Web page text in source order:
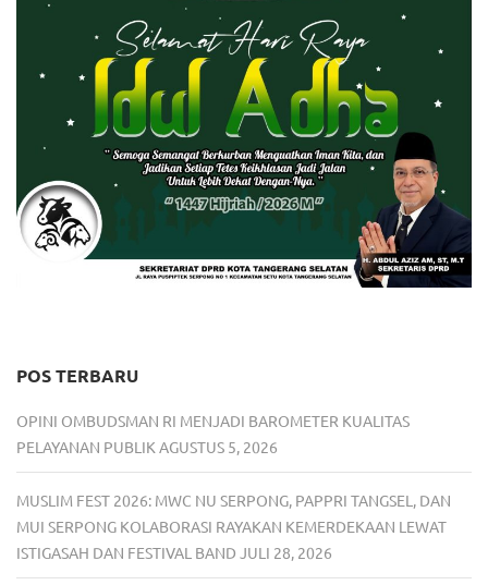
POS TERBARU
OPINI OMBUDSMAN RI MENJADI BAROMETER KUALITAS
PELAYANAN PUBLIK AGUSTUS 5, 2026
MUSLIM FEST 2026: MWC NU SERPONG, PAPPRI TANGSEL, DAN
MUI SERPONG KOLABORASI RAYAKAN KEMERDEKAAN LEWAT
ISTIGASAH DAN FESTIVAL BAND JULI 28, 2026